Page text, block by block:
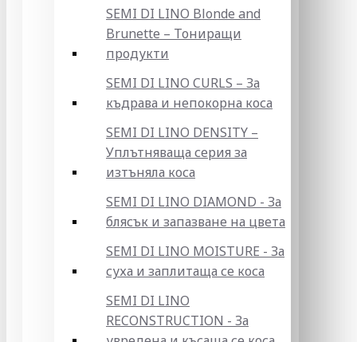
SEMI DI LINO Blonde and
Brunette – Тониращи
продукти
SEMI DI LINO CURLS – За
къдрава и непокорна коса
SEMI DI LINO DENSITY –
Уплътняваща серия за
изтъняла коса
SEMI DI LINO DIAMOND - За
блясък и запазване на цвета
SEMI DI LINO MOISTURE - За
суха и заплитаща се коса
SEMI DI LINO
RECONSTRUCTION - За